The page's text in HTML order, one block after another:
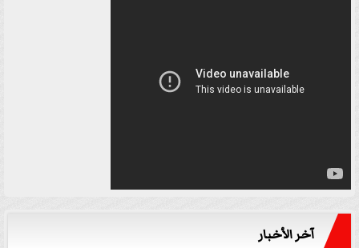
آخر الأخبار